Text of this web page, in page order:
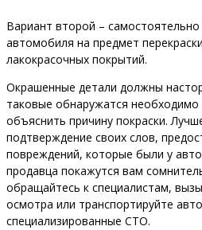
Вариант второй –
автомобиля на предмет
лакокрасочных покрытий.
Окрашенные детали должны
таковые обнаружатся необходимо
объяснить причину покраски.
подтверждение своих слов,
повреждений, которые были у
продавца покажутся вам
обращайтесь к специалистам,
осмотра или транспортируйте
специализированные СТО.